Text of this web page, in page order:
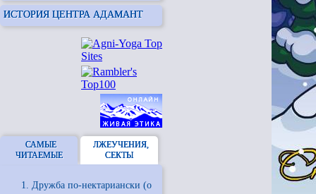
ИСТОРИЯ ЦЕНТРА АДАМАНТ
САМЫЕ
ЧИТАЕМЫЕ
ЛЖЕУЧЕНИЯ,
СЕКТЫ
Дружба по-нектариански (о